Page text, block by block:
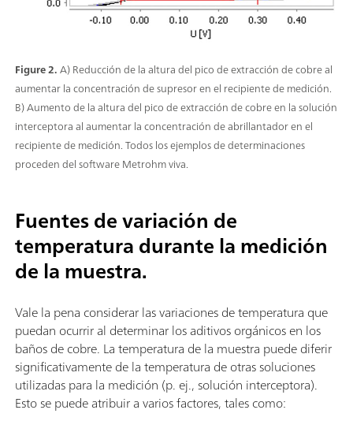
Figure 2.A) Reducción de la altura del pico de extracción de cobre al
aumentar la concentración de supresor en el recipiente de medición.
B) Aumento de la altura del pico de extracción de cobre en la solución
interceptora al aumentar la concentración de abrillantador en el
recipiente de medición. Todos los ejemplos de determinaciones
proceden del software Metrohm viva.
Fuentes de variación de
temperatura durante la medición
de la muestra.
Vale la pena considerar las variaciones de temperatura que
puedan ocurrir al determinar los aditivos orgánicos en los
baños de cobre. La temperatura de la muestra puede diferir
significativamente de la temperatura de otras soluciones
utilizadas para la medición (p. ej., solución interceptora).
Esto se puede atribuir a varios factores, tales como: